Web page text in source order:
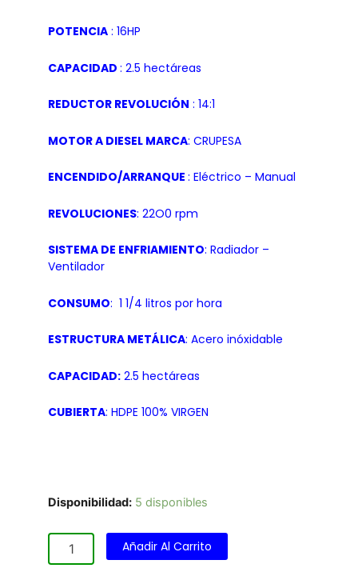
POTENCIA : 16HP
CAPACIDAD : 2.5 hectáreas
REDUCTOR REVOLUCIÓN : 14:1
MOTOR A DIESEL MARCA: CRUPESA
ENCENDIDO/ARRANQUE : Eléctrico – Manual
REVOLUCIONES: 22O0 rpm
SISTEMA DE ENFRIAMIENTO: Radiador –
Ventilador
CONSUMO: 1 1/4 litros por hora
ESTRUCTURA METÁLICA: Acero inóxidable
CAPACIDAD: 2.5 hectáreas
CUBIERTA: HDPE 100% VIRGEN
Disponibilidad: 5 disponibles
Aireador
Diesel
16
Añadir Al Carrito